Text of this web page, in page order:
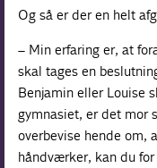
Og så er der en helt
– Min erfaring er, at
skal tages en
Benjamin eller Louise
gymnasiet, er det mor
overbevise hende om,
håndværker, kan du